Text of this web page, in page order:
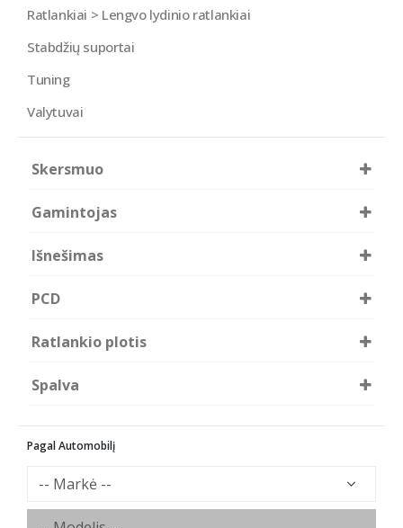
Ratlankiai > Lengvo lydinio ratlankiai
Stabdžių suportai
Tuning
Valytuvai
Skersmuo
Gamintojas
Išnešimas
PCD
Ratlankio plotis
Spalva
Pagal Automobilį